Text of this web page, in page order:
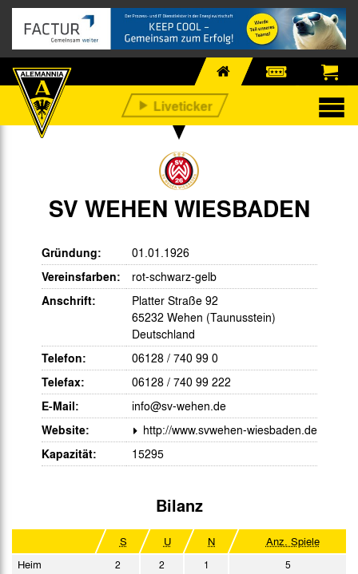
SV WEHEN WIESBADEN
Gründung: 01.01.1926
Vereinsfarben: rot-schwarz-gelb
Anschrift:
Platter Straße 92
65232 Wehen (Taunusstein)
Deutschland
Telefon: 06128 / 740 99 0
Telefax: 06128 / 740 99 222
E-Mail: info@sv-wehen.de
Website: http://www.svwehen-wiesbaden.de
Kapazität: 15295
Bilanz
S U N
Anz. Spiele
Heim
2 2 1 5